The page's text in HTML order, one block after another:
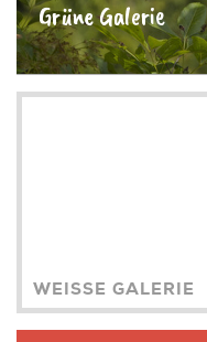
Grüne Galerie
Mehr sehen »
WEISSE GALERIE